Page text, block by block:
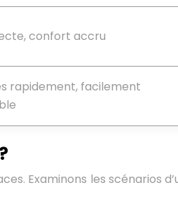
confort accru
rapidement, facilement
Examinons les scénarios